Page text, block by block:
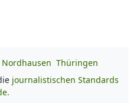
Nordhausen Thüringen
journalistischen Standards